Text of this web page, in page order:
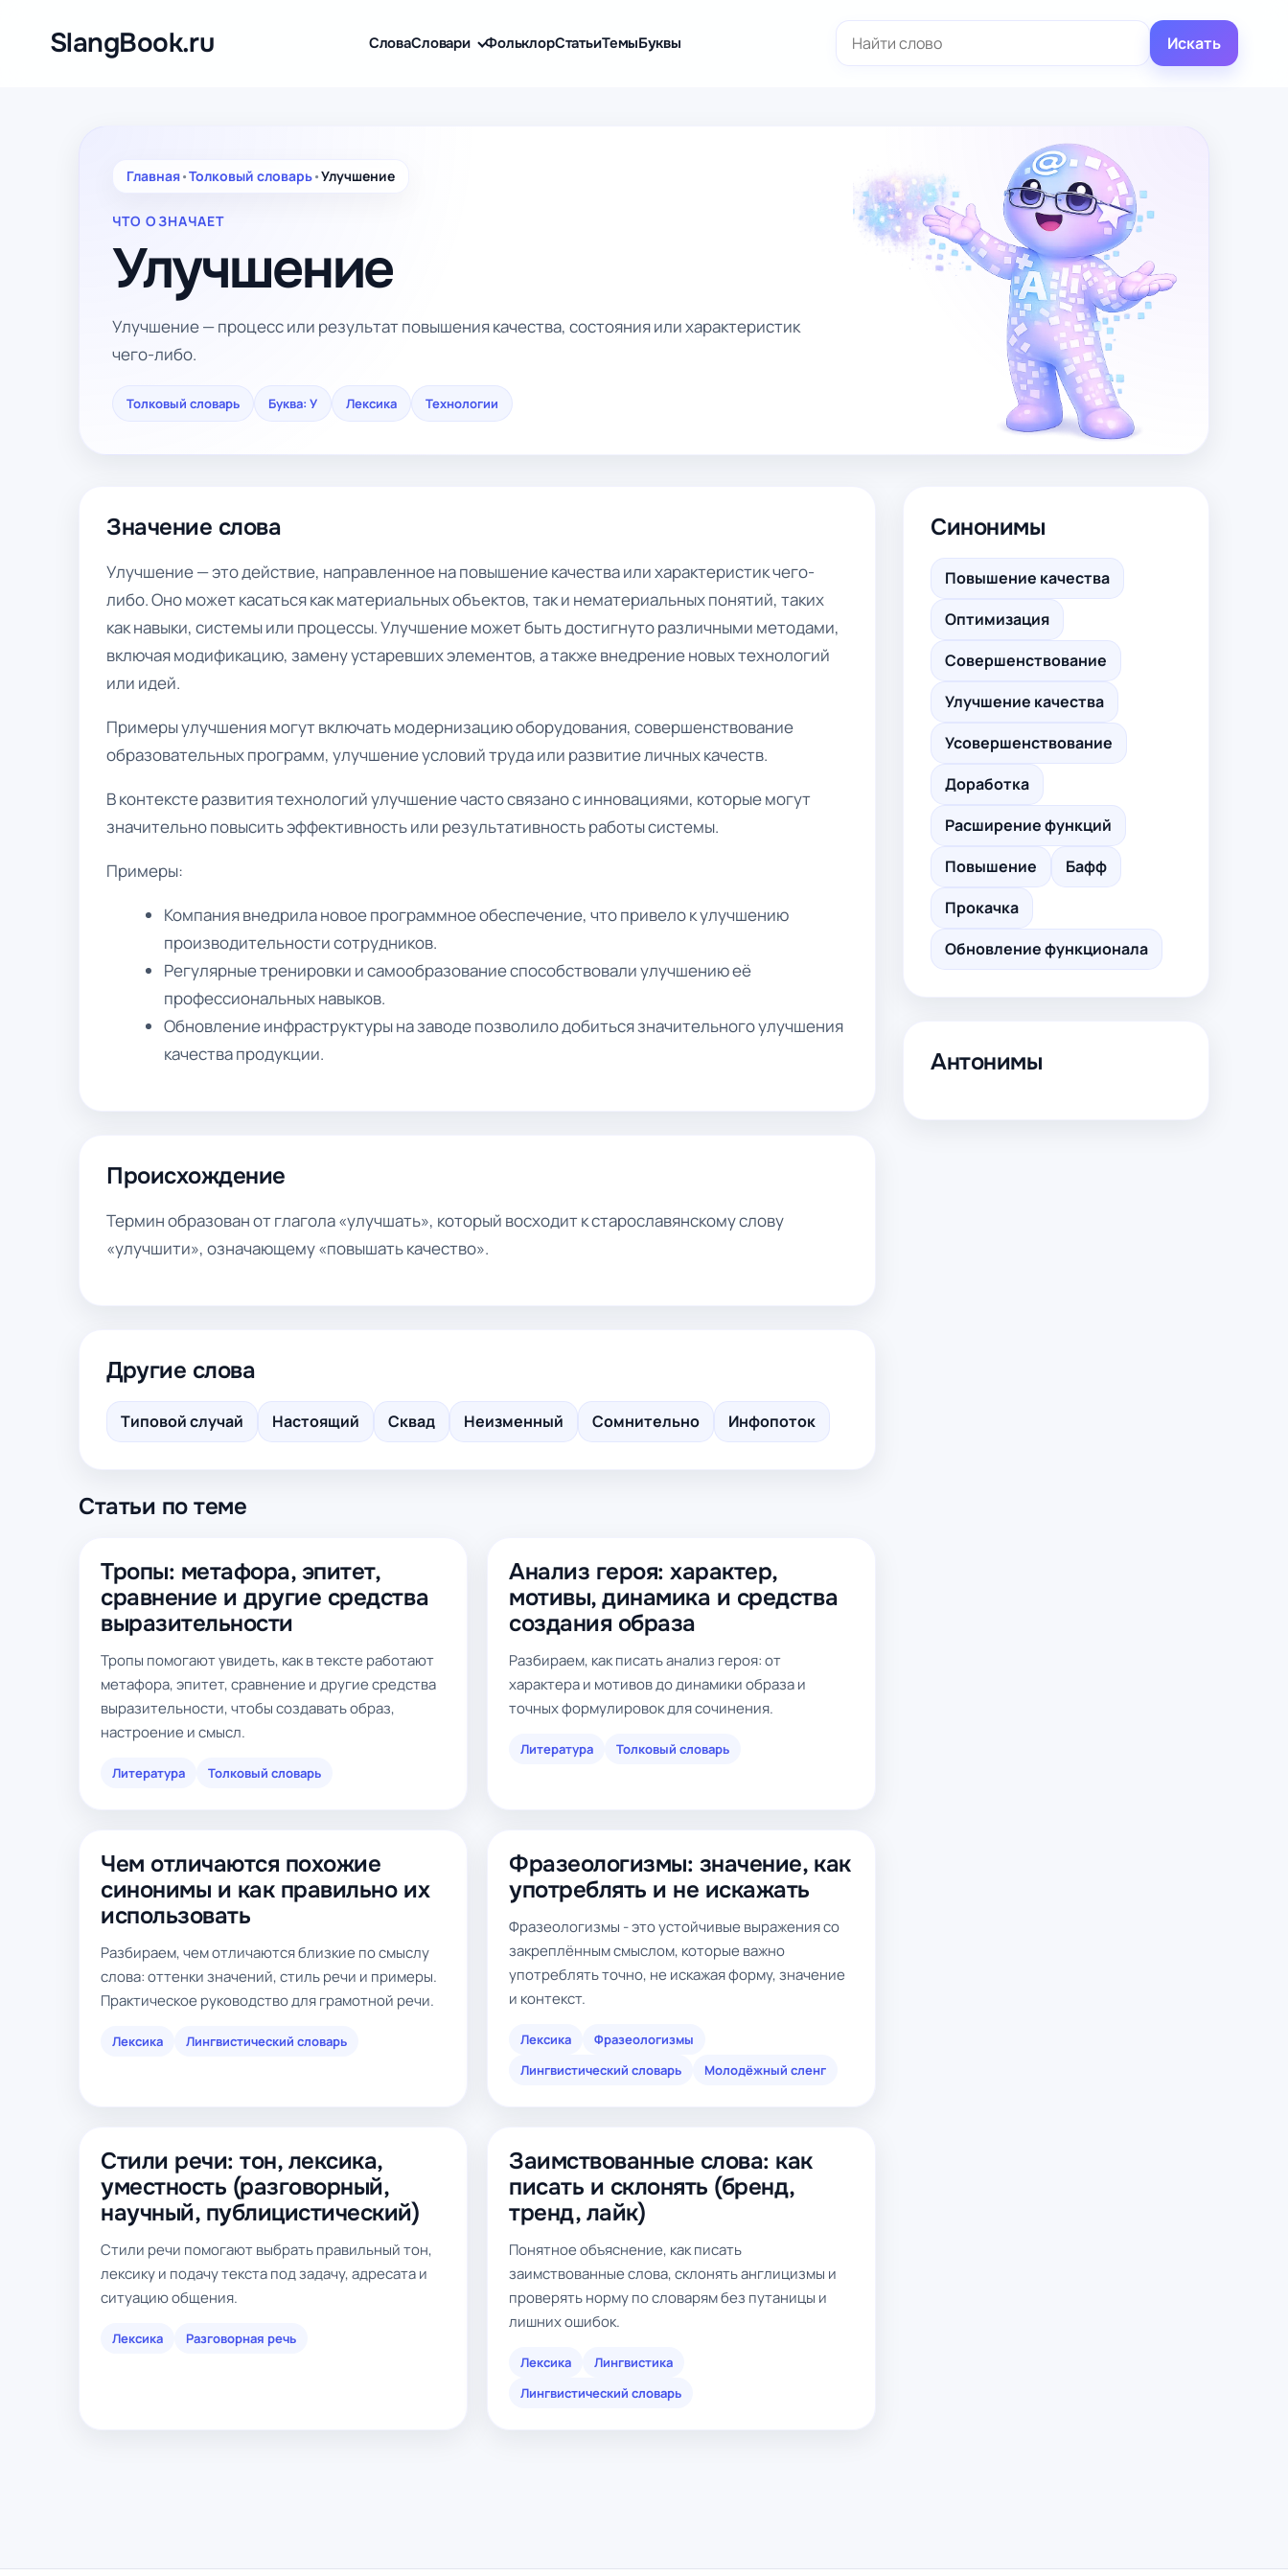
содержимомуSlangBook.ru СловаСловари ФольклорСтатьиТемыБуквы Искать
Главная•Толковый словарь•Улучшение
ЧТО ОЗНАЧАЕТ
Улучшение
Улучшение — процесс или результат повышения качества, состояния или характеристик
чего-либо.
Толковый словарь Буква: У Лексика Технологии
Значение слова
Улучшение — это действие, направленное на повышение качества или характеристик чего-
либо. Оно может касаться как материальных объектов, так и нематериальных понятий, таких
как навыки, системы или процессы. Улучшение может быть достигнуто различными методами,
включая модификацию, замену устаревших элементов, а также внедрение новых технологий
или идей.
Примеры улучшения могут включать модернизацию оборудования, совершенствование
образовательных программ, улучшение условий труда или развитие личных качеств.
В контексте развития технологий улучшение часто связано с инновациями, которые могут
значительно повысить эффективность или результативность работы системы.
Примеры:
Компания внедрила новое программное обеспечение, что привело к улучшению
производительности сотрудников.
Регулярные тренировки и самообразование способствовали улучшению её
профессиональных навыков.
Обновление инфраструктуры на заводе позволило добиться значительного улучшения
качества продукции.
Происхождение
Термин образован от глагола «улучшать», который восходит к старославянскому слову
«улучшити», означающему «повышать качество».
Другие слова
Типовой случай Настоящий Сквад Неизменный Сомнительно Инфопоток
Статьи по теме
Тропы: метафора, эпитет,
сравнение и другие средства
выразительности
Тропы помогают увидеть, как в тексте работают
метафора, эпитет, сравнение и другие средства
выразительности, чтобы создавать образ,
настроение и смысл.
Литература Толковый словарь
Анализ героя: характер,
мотивы, динамика и средства
создания образа
Разбираем, как писать анализ героя: от
характера и мотивов до динамики образа и
точных формулировок для сочинения.
Литература Толковый словарь
Чем отличаются похожие
синонимы и как правильно их
использовать
Разбираем, чем отличаются близкие по смыслу
слова: оттенки значений, стиль речи и примеры.
Практическое руководство для грамотной речи.
Лексика Лингвистический словарь
Фразеологизмы: значение, как
употреблять и не искажать
Фразеологизмы - это устойчивые выражения со
закреплённым смыслом, которые важно
употреблять точно, не искажая форму, значение
и контекст.
Лексика
Фразеологизмы
Лингвистический словарь
Молодёжный сленг
Стили речи: тон, лексика,
уместность (разговорный,
научный, публицистический)
Стили речи помогают выбрать правильный тон,
лексику и подачу текста под задачу, адресата и
ситуацию общения.
Лексика Разговорная речь
Заимствованные слова: как
писать и склонять (бренд,
тренд, лайк)
Понятное объяснение, как писать
заимствованные слова, склонять англицизмы и
проверять норму по словарям без путаницы и
лишних ошибок.
Лексика
Лингвистика
Лингвистический словарь
Синонимы
Повышение качества
Оптимизация
Совершенствование
Улучшение качества
Усовершенствование
Доработка
Расширение функций
Повышение
Бафф
Прокачка
Обновление функционала
Антонимы